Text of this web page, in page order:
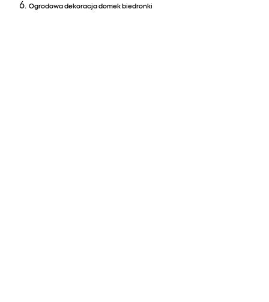
Ogrodowa dekoracja domek biedronki